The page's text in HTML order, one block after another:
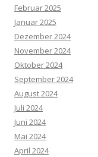
Februar 2025
Januar 2025
Dezember 2024
November 2024
Oktober 2024
September 2024
August 2024
Juli 2024
Juni 2024
Mai 2024
April 2024